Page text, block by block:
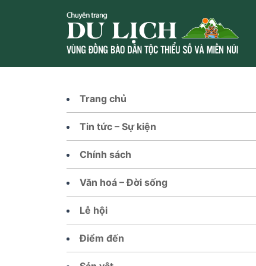
Trang chủ
Tin tức – Sự kiện
Chính sách
Văn hoá – Đời sống
Lễ hội
Điểm đến